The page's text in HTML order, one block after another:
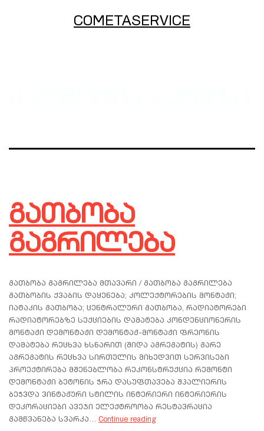
COMETASERVICE
გათბობა
გაგრილება
გათბობა გაგრილება მთავარი / გათბობა გაგრილება
გათბობის ქვაბის დაყენება; კოლექტორების მონტაჟი;
იატაკის გათბობა; ცენტრალური გათბობა, რადიატორები
რადიატორებზე სექციების დამატება კონდენციონერის
მონტაჟი დემონტაჟი დემონტაჟ-მონტაჟი ფრეონის
დამატება რეცხვა ხსნარით (შიდა აგრეგატის) გარე
აგრეგატის რეცხვა სირთულის მიხედვით სერვისები
პროექტირება მშენებლობა რეკონსტრუქცია რემონტი
დემონტაჟი ბეტონის ჭრა დასუფთავება შპალიერის
ბეჭვდა ვინტაჟური სტილის ინტერიერი ინტერიერის
დეკორაციები ავეჯი ელექტროობა რესტავრაცია
გამწვანება სვარკა… Continue reading